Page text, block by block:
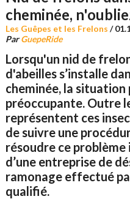
cheminée,
Les Guêpes et les Frelons /
ParGuepeRide
Lorsqu'un nid de
d'abeilles s’installe
cheminée, la
préoccupante. Outre
représentent ces
de suivre une
résoudre ce
d’une entreprise de
ramonage effectué
qualifié.